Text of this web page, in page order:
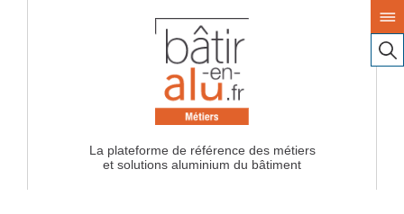
La plateforme de référence des métiers